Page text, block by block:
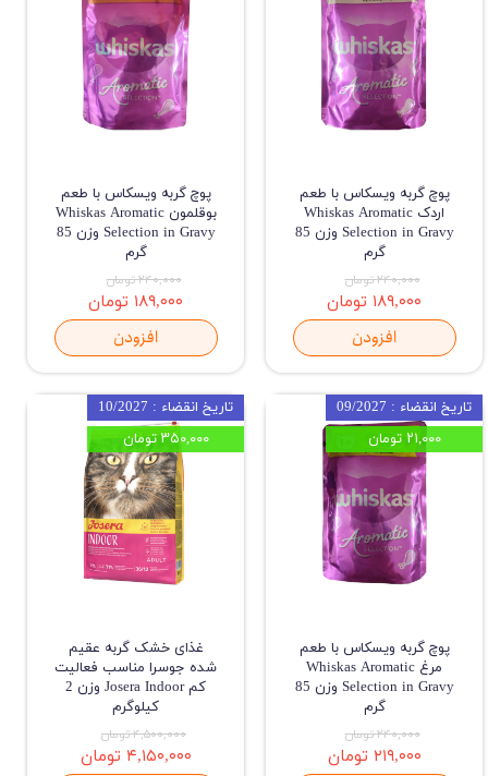
پوچ گربه ویسکاس با طعم
اردک Whiskas Aromatic
Selection in Gravy وزن 85
گرم
۲۴۰,۰۰۰ تومان
۱۸۹,۰۰۰ تومان
افزودن
پوچ گربه ویسکاس با طعم
بوقلمون Whiskas Aromatic
Selection in Gravy وزن 85
گرم
۲۴۰,۰۰۰ تومان
۱۸۹,۰۰۰ تومان
افزودن
پوچ گربه ویسکاس با طعم
مرغ Whiskas Aromatic
Selection in Gravy وزن 85
گرم
۲۴۰,۰۰۰ تومان
۲۱۹,۰۰۰ تومان
تاریخ انقضاء : 09/2027
۲۱,۰۰۰ تومان
غذای خشک گربه عقیم
شده جوسرا مناسب فعالیت
کم Josera Indoor وزن 2
کیلوگرم
۴,۵۰۰,۰۰۰ تومان
۴,۱۵۰,۰۰۰ تومان
تاریخ انقضاء : 10/2027
۳۵۰,۰۰۰ تومان